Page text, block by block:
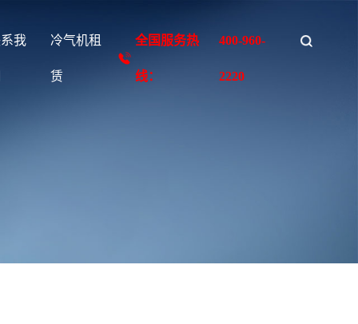
我 冷气机租
赁
全国服务热
线：
400-960-
2220